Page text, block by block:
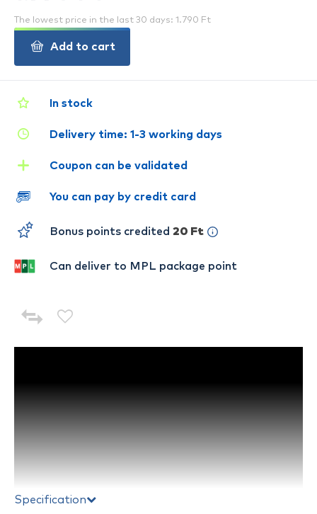
Specification
In stock
Delivery time: 1-3 working days
Coupon can be validated
You can pay by credit card
Bonus points credited 20 Ft
Can deliver to MPL package point
The lowest price in the last 30 days: 1.790 Ft
Add to cart